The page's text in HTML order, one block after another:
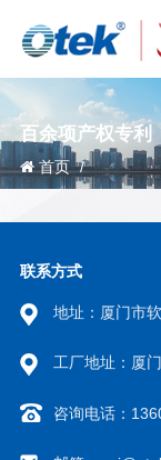
百余项产权专利
首页 /
联系方式
地址：厦门市
工厂地址：厦
咨询电话：